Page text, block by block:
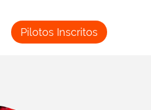
Pilotos Inscritos